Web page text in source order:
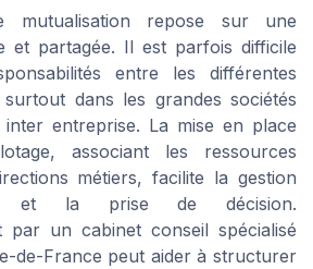
mutualisation repose sur une
et partagée. Il est parfois difficile
entre les différentes
surtout dans les grandes sociétés
entreprise. La mise en place
associant les ressources
métiers, facilite la gestion
et la prise de décision.
par un cabinet conseil spécialisé
de-France peut aider à structurer